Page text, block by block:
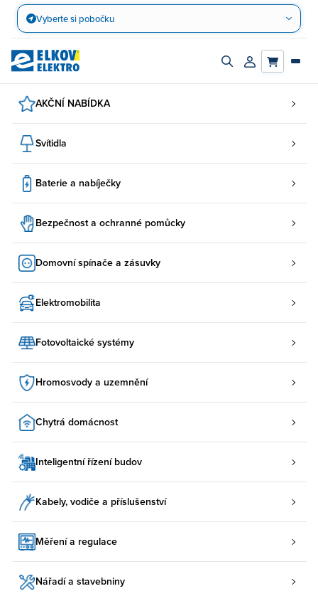
Přejít
obsah
Vyberte si pobočku
Zapnout/vypnout
Přihlásit/
AKČNÍ NABÍDKA
Svítidla
Baterie a nabíječky
Bezpečnost a ochranné pomůcky
Domovní spínače a zásuvky
Elektromobilita
Fotovoltaické systémy
Hromosvody a uzemnění
Chytrá domácnost
Inteligentní řízení budov
Kabely, vodiče a příslušenství
Měření a regulace
Nářadí a stavebniny